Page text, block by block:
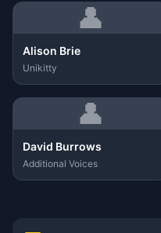
👤
Alison Brie
Unikitty
👤
David Burrows
Additional Voices